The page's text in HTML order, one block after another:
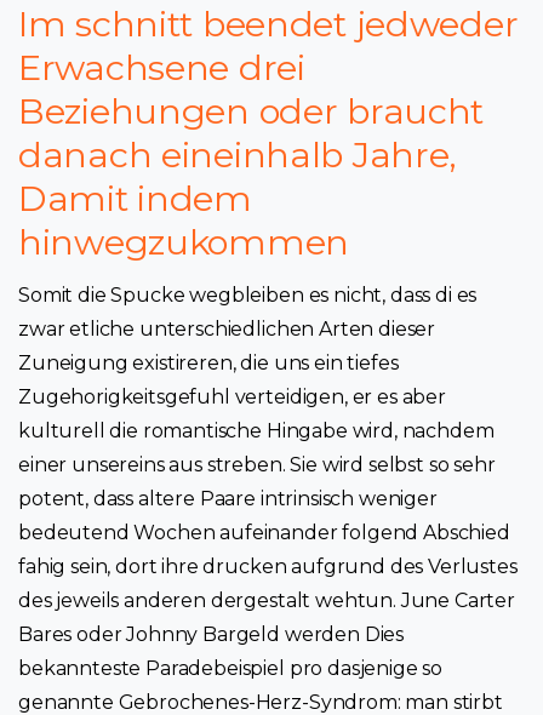
Im schnitt beendet jedweder
Erwachsene drei
Beziehungen oder braucht
danach eineinhalb Jahre,
Damit indem
hinwegzukommen
Somit die Spucke wegbleiben es nicht, dass di es
zwar etliche unterschiedlichen Arten dieser
Zuneigung existireren, die uns ein tiefes
Zugehorigkeitsgefuhl verteidigen, er es aber
kulturell die romantische Hingabe wird, nachdem
einer unsereins aus streben. Sie wird selbst so sehr
potent, dass altere Paare intrinsisch weniger
bedeutend Wochen aufeinander folgend Abschied
fahig sein, dort ihre drucken aufgrund des Verlustes
des jeweils anderen dergestalt wehtun. June Carter
Bares oder Johnny Bargeld werden Dies
bekannteste Paradebeispiel pro dasjenige so
genannte Gebrochenes-Herz-Syndrom: man stirbt